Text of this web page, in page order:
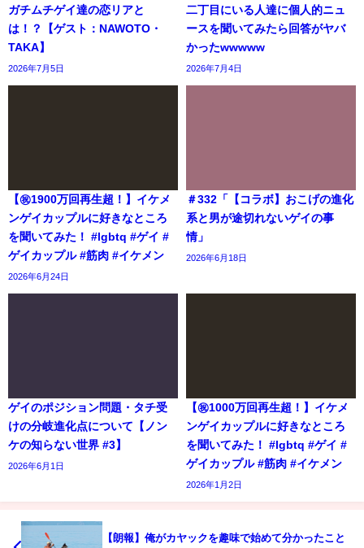
ガチムチゲイ達の恋リアと
は！？【ゲスト：NAWOTO・
TAKA】
2026年7月5日
二丁目にいる人達に個人的ニュ
ースを聞いてみたら回答がヤバ
かったwwwww
2026年7月4日
【㊗️1900万回再生超！】イケメ
ンゲイカップルに好きなところ
を聞いてみた！ #lgbtq #ゲイ #
ゲイカップル #筋肉 #イケメン
2026年6月24日
＃332「【コラボ】おこげの進化
系と男が途切れないゲイの事
情」
2026年6月18日
ゲイのポジション問題・タチ受
けの分岐進化点について【ノン
ケの知らない世界 #3】
2026年6月1日
【㊗️1000万回再生超！】イケメ
ンゲイカップルに好きなところ
を聞いてみた！ #lgbtq #ゲイ #
ゲイカップル #筋肉 #イケメン
2026年1月2日
【朗報】俺がカヤックを趣味で始めて分かったこと